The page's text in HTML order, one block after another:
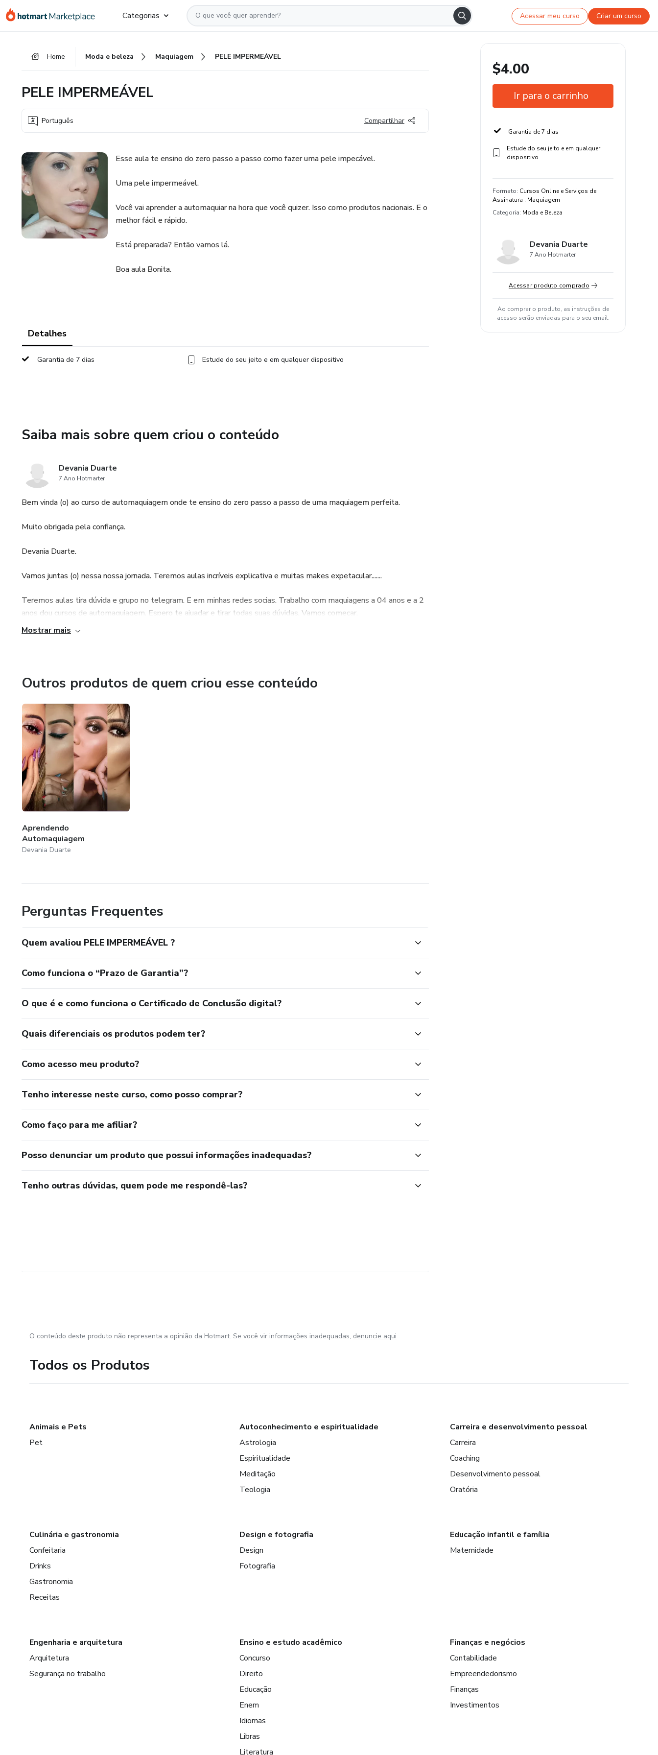
para
para
para
Categorias Acessar meu curso Criar um curso
Home Moda e beleza Maquiagem PELE IMPERMEÁVEL
PELE IMPERMEÁVEL
Português Compartilhar
Esse aula te ensino do zero passo a passo como fazer uma pele impecável.
Uma pele impermeável.
Você vai aprender a automaquiar na hora que você quizer. Isso como produtos nacionais. E o
melhor fácil e rápido.
Está preparada? Então vamos lá.
Boa aula Bonita.
Detalhes
Garantia de 7 dias Estude do seu jeito e em qualquer dispositivo
Saiba mais sobre quem criou o conteúdo
Devania Duarte
7 Ano Hotmarter
Bem vinda (o) ao curso de automaquiagem onde te ensino do zero passo a passo de uma maquiagem perfeita.
Muito obrigada pela confiança.
Devania Duarte.
Vamos juntas (o) nessa nossa jornada. Teremos aulas incríveis explicativa e muitas makes expetacular.......
Teremos aulas tira dúvida e grupo no telegram. E em minhas redes socias. Trabalho com maquiagens a 04 anos e a 2
anos dou cursos de automaquiagem. Espero te ajuadar e tirar todas suas dúvidas. Vamos começar.
Mostrar mais
Outros produtos de quem criou esse conteúdo
Aprendendo
Automaquiagem
Devania Duarte
Perguntas Frequentes
Quem avaliou PELE IMPERMEÁVEL ?
Como funciona o “Prazo de Garantia”?
O que é e como funciona o Certificado de Conclusão digital?
Quais diferenciais os produtos podem ter?
Como acesso meu produto?
Tenho interesse neste curso, como posso comprar?
Como faço para me afiliar?
Posso denunciar um produto que possui informações inadequadas?
Tenho outras dúvidas, quem pode me respondê-las?
$4.00
Ir para o carrinho
Garantia de 7 dias
Estude do seu jeito e em qualquer
dispositivo
Formato: Cursos Online e Serviços de
Assinatura . Maquiagem
Categoria: Moda e Beleza
Devania Duarte
7 Ano Hotmarter
Acessar produto comprado
Ao comprar o produto, as instruções de
acesso serão enviadas para o seu email.
O conteúdo deste produto não representa a opinião da Hotmart. Se você vir informações inadequadas, denuncie aqui
Todos os Produtos
Animais e Pets
Pet
Autoconhecimento e espiritualidade
Astrologia
Espiritualidade
Meditação
Teologia
Carreira e desenvolvimento pessoal
Carreira
Coaching
Desenvolvimento pessoal
Oratória
Culinária e gastronomia
Confeitaria
Drinks
Gastronomia
Receitas
Design e fotografia
Design
Fotografia
Educação infantil e família
Maternidade
Engenharia e arquitetura
Arquitetura
Segurança no trabalho
Ensino e estudo acadêmico
Concurso
Direito
Educação
Enem
Idiomas
Libras
Literatura
Finanças e negócios
Contabilidade
Empreendedorismo
Finanças
Investimentos